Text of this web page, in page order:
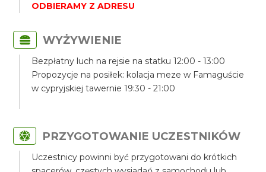
ODBIERAMY Z ADRESU
WYŻYWIENIE
Bezpłatny luch na rejsie na statku 12:00 - 13:00
Propozycje na posiłek: kolacja meze w Famaguście
w cypryjskiej tawernie 19:30 - 21:00
PRZYGOTOWANIE UCZESTNIKÓW
Uczestnicy powinni być przygotowani do krótkich